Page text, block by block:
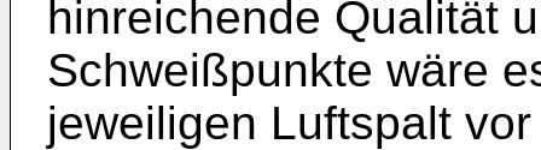
hinreichende Qualität
Schweißpunkte wäre
jeweiligen Luftspalt